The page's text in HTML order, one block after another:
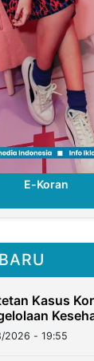
E-Koran
Kasus
2026 - 19:55